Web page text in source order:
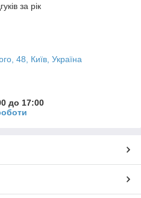
за рік
48, Київ, Україна
до 17:00